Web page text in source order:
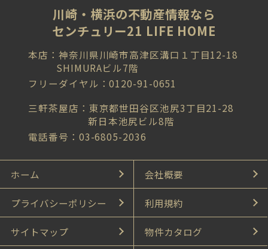
川崎・横浜の不動産情報なら
センチュリー21 LIFE HOME
本店：神奈川県川崎市高津区溝口１丁目12-18
SHIMURAビル7階
フリーダイヤル：0120-91-0651
三軒茶屋店：東京都世田谷区池尻3丁目21-28
新日本池尻ビル8階
電話番号：03-6805-2036
ホーム 会社概要
プライバシーポリシー 利用規約
サイトマップ 物件カタログ